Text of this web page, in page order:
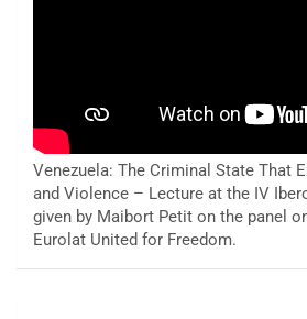
Venezuela: The Criminal State That
and Violence – Lecture at the IV
given by Maibort Petit on the panel
Eurolat United for Freedom.